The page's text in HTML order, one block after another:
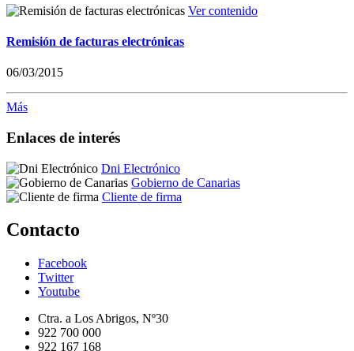
Ver contenido
Remisión de facturas electrónicas
06/03/2015
Más
Enlaces de interés
Dni Electrónico
Gobierno de Canarias
Cliente de firma
Contacto
Facebook
Twitter
Youtube
Ctra. a Los Abrigos, Nº30
922 700 000
922 167 168